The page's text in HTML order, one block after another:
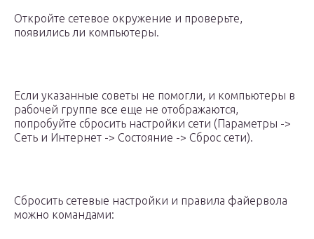
Откройте сетевое окружение и проверьте,
появились ли компьютеры.
Если указанные советы не помогли, и компьютеры в
рабочей группе все еще не отображаются,
попробуйте сбросить настройки сети (Параметры ->
Сеть и Интернет -> Состояние -> Сброс сети).
Сбросить сетевые настройки и правила файервола
можно командами: